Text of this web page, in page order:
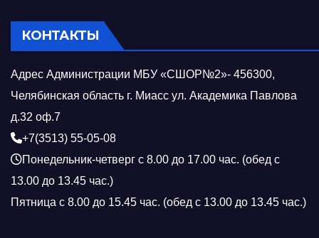
КОНТАКТЫ
Адрес Администрации МБУ «СШОР№2»- 456300,
Челябинская область г. Миасс ул. Академика Павлова
д.32 оф.7
+7(3513) 55-05-08
Понедельник-четверг с 8.00 до 17.00 час. (обед с
13.00 до 13.45 час.)
Пятница с 8.00 до 15.45 час. (обед с 13.00 до 13.45 час.)